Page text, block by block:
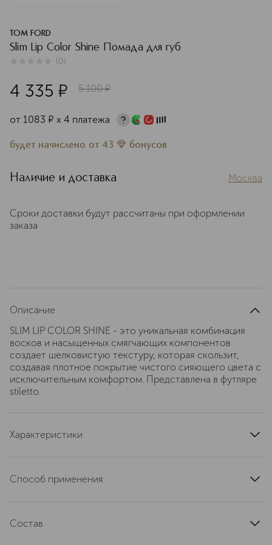
TOM FORD
Slim Lip Color Shine Помада для губ
(0)
4 335 ¤ 5 100 ¤
от 1083 ¤ х 4 платежа
будет начислено от 43 бонусов
Наличие и доставка Москва
Сроки доставки будут рассчитаны при оформлении
заказа
Описание
SLIM LIP COLOR SHINE - это уникальная комбинация
восков и насыщенных смягчающих компонентов
создает шелковистую текстуру, которая скользит,
создавая плотное покрытие чистого сияющего цвета с
исключительным комфортом. Представлена в футляре
stiletto.
Характеристики
тип кожи
Способ применения
Состав